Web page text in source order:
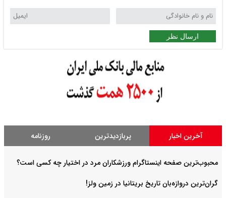
ارسال نظر
آخرین اخبار پربازدیدترین روزنامه
محبوب‌ترین صفحه اینستاگرام ورزشکاران مرد در اختیار چه کسی است؟
گران‌ترین دروازه‌بان تاریخ بریتانیا در زمین ولز!